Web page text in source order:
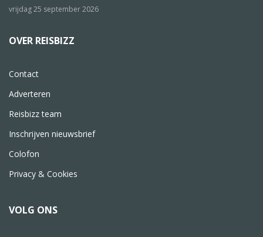
vrijdag 25 september 2026
OVER REISBIZZ
Contact
Adverteren
Reisbizz team
Inschrijven nieuwsbrief
Colofon
Privacy & Cookies
VOLG ONS